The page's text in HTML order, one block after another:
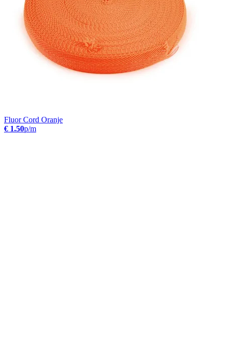
Fluor Cord Oranje
€ 1.50p/m